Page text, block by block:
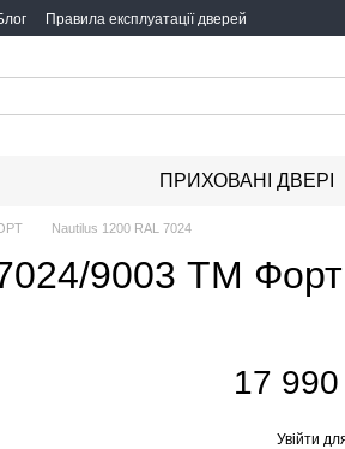
Правила експлуатації дверей
ПРИХОВАНІ ДВЕРІ
Nautilus 1200 RAL 7024
7024/9003 ТМ Форт
17 990
Увійти